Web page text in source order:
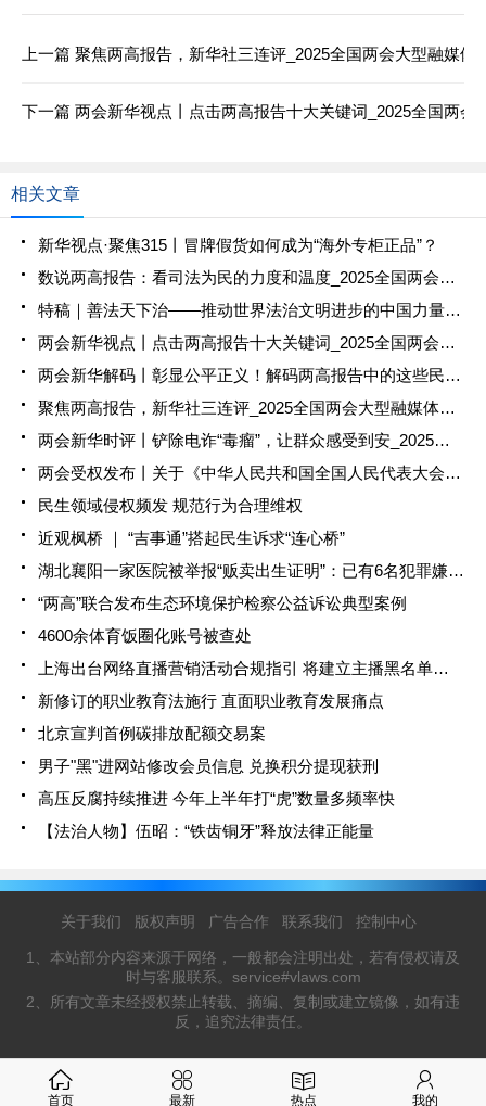
上一篇 聚焦两高报告，新华社三连评_2025全国两会大型融媒体
下一篇 两会新华视点丨点击两高报告十大关键词_2025全国两会
相关文章
新华视点·聚焦315丨冒牌假货如何成为“海外专柜正品”？
数说两高报告：看司法为民的力度和温度_2025全国两会大型融媒体专题_新华网
特稿｜善法天下治——推动世界法治文明进步的中国力量_2025全国两会大型融媒体专题_新华网
两会新华视点丨点击两高报告十大关键词_2025全国两会大型融媒体专题_新华网
两会新华解码丨彰显公平正义！解码两高报告中的这些民生案_2025全国两会大型融媒体专题_新华网
聚焦两高报告，新华社三连评_2025全国两会大型融媒体专题_新华网
两会新华时评丨铲除电诈“毒瘤”，让群众感受到安_2025全国两会大型融媒体专题_新华网
两会受权发布丨关于《中华人民共和国全国人民代表大会和地方各级人民代表大会代表法（修正草案）》的说明_2025全国两会大型融媒体专题_新华网
民生领域侵权频发 规范行为合理维权
近观枫桥 ｜ “吉事通”搭起民生诉求“连心桥”
湖北襄阳一家医院被举报“贩卖出生证明”：已有6名犯罪嫌疑人被检察机关批准逮捕
“两高”联合发布生态环境保护检察公益诉讼典型案例
4600余体育饭圈化账号被查处
上海出台网络直播营销活动合规指引 将建立主播黑名单制度
新修订的职业教育法施行 直面职业教育发展痛点
北京宣判首例碳排放配额交易案
男子"黑"进网站修改会员信息 兑换积分提现获刑
高压反腐持续推进 今年上半年打“虎”数量多频率快
【法治人物】伍昭：“铁齿铜牙”释放法律正能量
关于我们 版权声明 广告合作 联系我们 控制中心
1、本站部分内容来源于网络，一般都会注明出处，若有侵权请及
时与客服联系。service#vlaws.com
2、所有文章未经授权禁止转载、摘编、复制或建立镜像，如有违
反，追究法律责任。
首页 最新 热点 我的